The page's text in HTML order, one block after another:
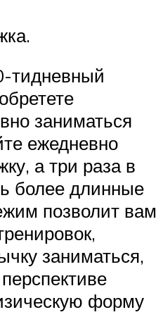
тидневный
заниматься
ежедневно
а три раза в
более длинные
позволит вам
заниматься,
форму